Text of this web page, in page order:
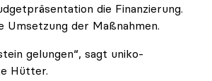
die Finanzierung.
Umsetzung der Maßnahmen.
gelungen“, sagt uniko-
Hütter.